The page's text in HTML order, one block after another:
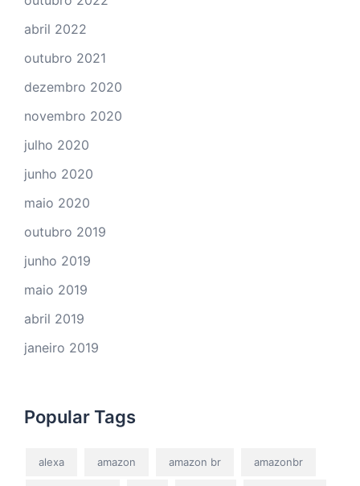
abril 2022
outubro 2021
dezembro 2020
novembro 2020
julho 2020
junho 2020
maio 2020
outubro 2019
junho 2019
maio 2019
abril 2019
janeiro 2019
Popular Tags
alexa amazon amazon br amazonbr